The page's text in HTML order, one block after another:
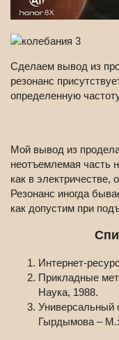
Сделаем вывод из
резонанс
определенную
Мой вывод из
неотъемлемая часть
как в электричестве,
Резонанс иногда
как допустим при
Интернет-
Прикладные
Наука, 1988.
Универсальный
Гырдымова –